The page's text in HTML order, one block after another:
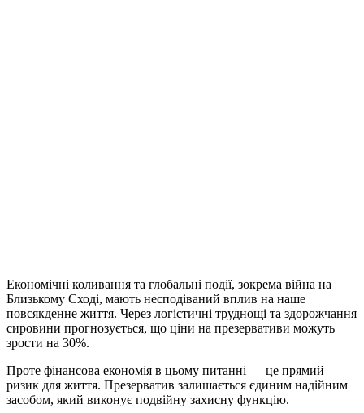
Економічні коливання та глобальні події, зокрема війна на
Близькому Сході, мають несподіваний вплив на наше
повсякденне життя. Через логістичні труднощі та здорожчання
сировини прогнозується, що ціни на презервативи можуть
зрости на 30%.
Проте фінансова економія в цьому питанні — це прямий
ризик для життя. Презерватив залишається єдиним надійним
засобом, який виконує подвійну захисну функцію.